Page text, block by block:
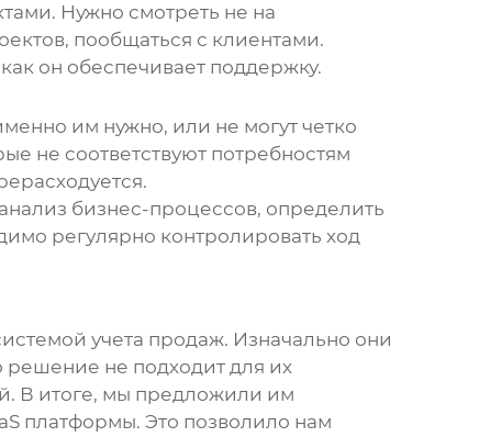
Нужно смотреть не на
пообщаться с клиентами.
он обеспечивает поддержку.
им нужно, или не могут четко
не соответствуют потребностям
бизнес-процессов, определить
регулярно контролировать ход
учета продаж. Изначально они
решение не подходит для их
В итоге, мы предложили им
платформы. Это позволило нам